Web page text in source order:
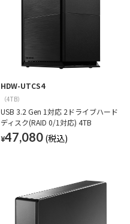
HDW-UTCS4
（4TB）
USB 3.2 Gen 1対応 2ドライブハード
ディスク(RAID 0/1対応) 4TB
¥47,080